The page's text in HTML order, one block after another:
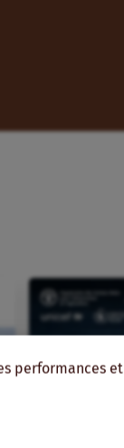
performances et